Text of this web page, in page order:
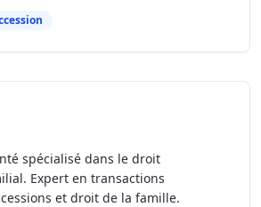
spécialisé dans le droit
Expert en transactions
et droit de la famille.